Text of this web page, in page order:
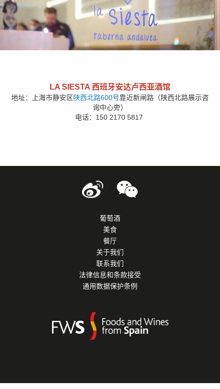
LA SIESTA 西班牙安达卢西亚酒馆
地址：上海市静安区陕西北路600号靠近新闸路（陕西北路展示咨
询中心旁）
电话：150 2170 5817
葡萄酒
美食
餐厅
关于我们
联系我们
法律信息和条款接受
通用数据保护条例